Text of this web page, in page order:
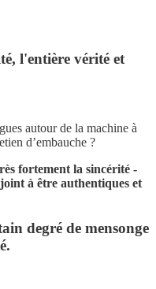
l'entière vérité et
autour de la machine à
d’embauche ?
fortement la sincérité -
à être authentiques et
degré de mensonge